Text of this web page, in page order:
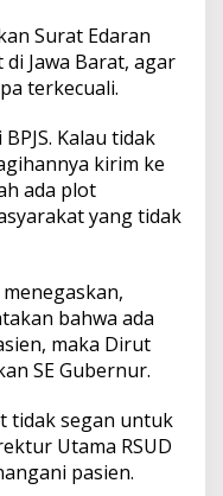
Surat Edaran
Jawa Barat, agar
terkecuali.
Kalau tidak
kirim ke
ada plot
yang tidak
bahwa ada
maka Dirut
SE Gubernur.
tidak segan untuk
Utama RSUD
pasien.